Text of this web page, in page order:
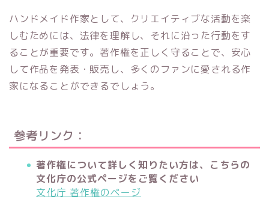
ハンドメイド作家として、クリエイティブな活動を楽
しむためには、法律を理解し、それに沿った行動をす
ることが重要です。著作権を正しく守ることで、安心
して作品を発表・販売し、多くのファンに愛される作
家になることができるでしょう。
参考リンク：
著作権について詳しく知りたい方は、こちらの
文化庁の公式ページをご覧ください
文化庁 著作権のページ